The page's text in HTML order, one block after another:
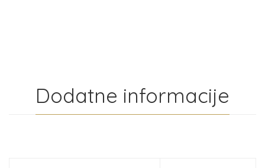
Dodatne informacije